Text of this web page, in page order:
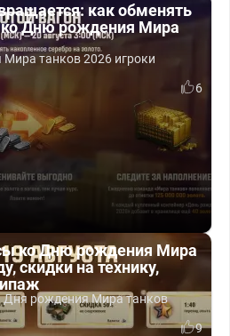
как обменять
ко Дню рождения Мира
танков 2026 игроки
6
ко Дню рождения Мира
скидки на технику,
Дня рождения Мира танков
9